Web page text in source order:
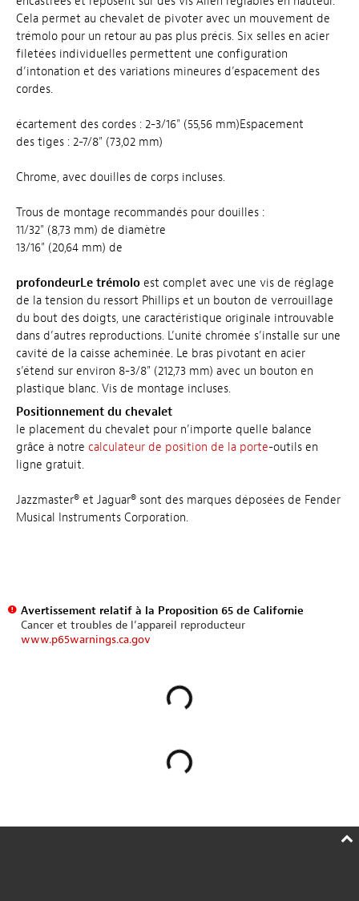
Cela permet au chevalet de pivoter avec un mouvement de
trémolo pour un retour au pas plus précis. Six selles en acier
filetées individuelles permettent une configuration
d’intonation et des variations mineures d’espacement des
cordes.
écartement des cordes : 2-3/16" (55,56 mm)Espacement
des tiges : 2-7/8" (73,02 mm)
Chrome, avec douilles de corps incluses.
Trous de montage recommandés pour douilles :
11/32" (8,73 mm) de diamètre
13/16" (20,64 mm) de
profondeurLe trémolo est complet avec une vis de réglage
de la tension du ressort Phillips et un bouton de verrouillage
du bout des doigts, une caractéristique originale introuvable
dans d’autres reproductions. L’unité chromée s’installe sur une
cavité de la caisse acheminée. Le bras pivotant en acier
s’étend sur environ 8-3/8" (212,73 mm) avec un bouton en
plastique blanc. Vis de montage incluses.
Positionnement du chevalet
le placement du chevalet pour n’importe quelle balance
grâce à notre calculateur de position de la porte-outils en
ligne gratuit.
Jazzmaster® et Jaguar® sont des marques déposées de Fender
Musical Instruments Corporation.
Avertissement relatif à la Proposition 65 de Californie
Cancer et troubles de l’appareil reproducteur
www.p65warnings.ca.gov